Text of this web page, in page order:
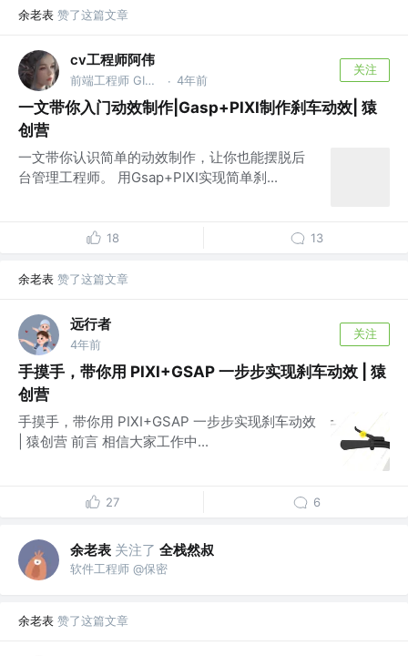
余老表 赞了这篇文章
cv工程师阿伟
前端工程师 GIS小白 · 4年前
关注
一文带你入门动效制作|Gasp+PIXI制作刹车动效| 猿
创营
一文带你认识简单的动效制作，让你也能摆脱后
台管理工程师。 用Gsap+PIXI实现简单刹...
18 13
余老表 赞了这篇文章
远行者
4年前
关注
手摸手，带你用 PIXI+GSAP 一步步实现刹车动效 | 猿
创营
手摸手，带你用 PIXI+GSAP 一步步实现刹车动效
| 猿创营 前言 相信大家工作中...
27 6
余老表 关注了 全栈然叔
软件工程师 @保密
余老表 赞了这篇文章